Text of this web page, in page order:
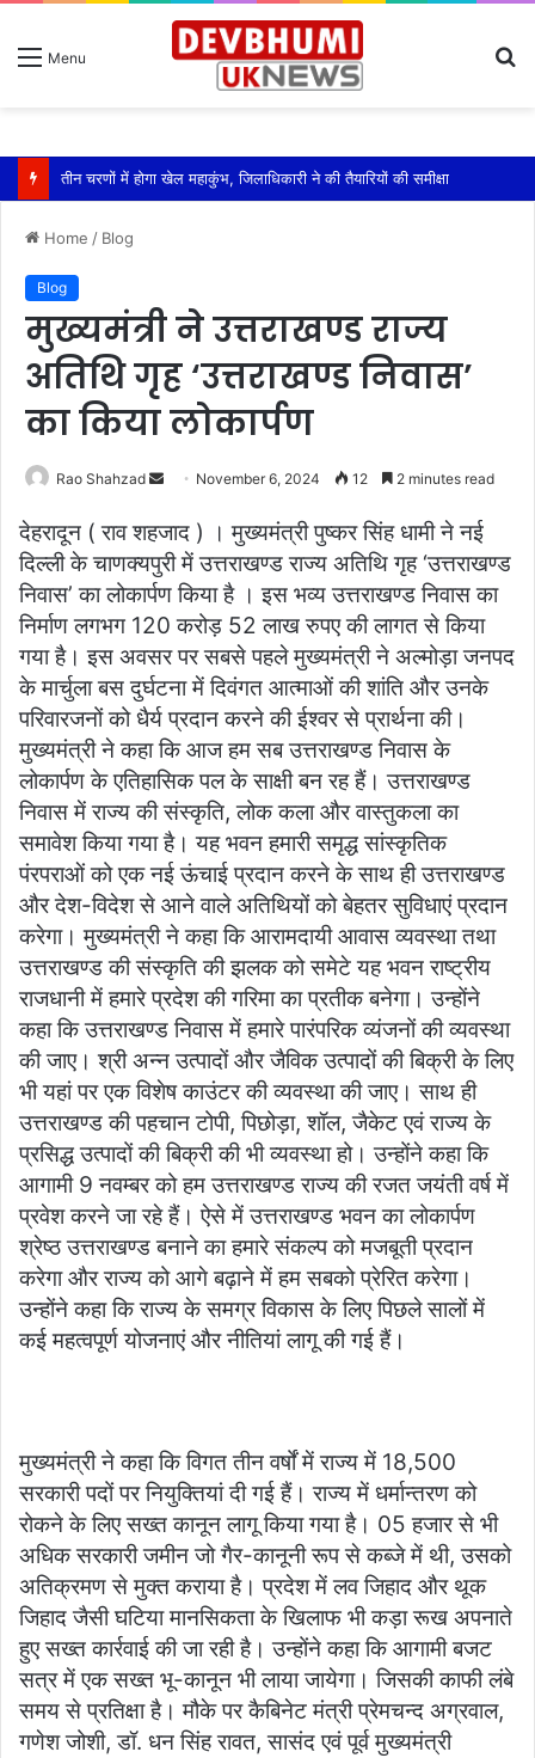
Menu
तीन चरणों में होगा खेल महाकुंभ, जिलाधिकारी ने की तैयारियों की समीक्षा
Home / Blog
Blog
मुख्यमंत्री ने उत्तराखण्ड राज्य
अतिथि गृह ‘उत्तराखण्ड निवास’
का किया लोकार्पण
Rao Shahzad
Send
email
November 6, 2024 12 2 minutes read
देहरादून ( राव शहजाद ) । मुख्यमंत्री पुष्कर सिंह धामी ने नई
दिल्ली के चाणक्यपुरी में उत्तराखण्ड राज्य अतिथि गृह ‘उत्तराखण्ड
निवास’ का लोकार्पण किया है । इस भव्य उत्तराखण्ड निवास का
निर्माण लगभग 120 करोड़ 52 लाख रुपए की लागत से किया
गया है। इस अवसर पर सबसे पहले मुख्यमंत्री ने अल्मोड़ा जनपद
के मार्चुला बस दुर्घटना में दिवंगत आत्माओं की शांति और उनके
परिवारजनों को धैर्य प्रदान करने की ईश्वर से प्रार्थना की।
मुख्यमंत्री ने कहा कि आज हम सब उत्तराखण्ड निवास के
लोकार्पण के एतिहासिक पल के साक्षी बन रह हैं। उत्तराखण्ड
निवास में राज्य की संस्कृति, लोक कला और वास्तुकला का
समावेश किया गया है। यह भवन हमारी समृद्ध सांस्कृतिक
पंरपराओं को एक नई ऊंचाई प्रदान करने के साथ ही उत्तराखण्ड
और देश-विदेश से आने वाले अतिथियों को बेहतर सुविधाएं प्रदान
करेगा। मुख्यमंत्री ने कहा कि आरामदायी आवास व्यवस्था तथा
उत्तराखण्ड की संस्कृति की झलक को समेटे यह भवन राष्ट्रीय
राजधानी में हमारे प्रदेश की गरिमा का प्रतीक बनेगा। उन्होंने
कहा कि उत्तराखण्ड निवास में हमारे पारंपरिक व्यंजनों की व्यवस्था
की जाए। श्री अन्न उत्पादों और जैविक उत्पादों की बिक्री के लिए
भी यहां पर एक विशेष काउंटर की व्यवस्था की जाए। साथ ही
उत्तराखण्ड की पहचान टोपी, पिछोड़ा, शॉल, जैकेट एवं राज्य के
प्रसिद्ध उत्पादों की बिक्री की भी व्यवस्था हो। उन्होंने कहा कि
आगामी 9 नवम्बर को हम उत्तराखण्ड राज्य की रजत जयंती वर्ष में
प्रवेश करने जा रहे हैं। ऐसे में उत्तराखण्ड भवन का लोकार्पण
श्रेष्ठ उत्तराखण्ड बनाने का हमारे संकल्प को मजबूती प्रदान
करेगा और राज्य को आगे बढ़ाने में हम सबको प्रेरित करेगा।
उन्होंने कहा कि राज्य के समग्र विकास के लिए पिछले सालों में
कई महत्वपूर्ण योजनाएं और नीतियां लागू की गई हैं।
मुख्यमंत्री ने कहा कि विगत तीन वर्षों में राज्य में 18,500
सरकारी पदों पर नियुक्तियां दी गई हैं। राज्य में धर्मान्तरण को
रोकने के लिए सख्त कानून लागू किया गया है। 05 हजार से भी
अधिक सरकारी जमीन जो गैर-कानूनी रूप से कब्जे में थी, उसको
अतिक्रमण से मुक्त कराया है। प्रदेश में लव जिहाद और थूक
जिहाद जैसी घटिया मानसिकता के खिलाफ भी कड़ा रूख अपनाते
हुए सख्त कार्रवाई की जा रही है। उन्होंने कहा कि आगामी बजट
सत्र में एक सख्त भू-कानून भी लाया जायेगा। जिसकी काफी लंबे
समय से प्रतिक्षा है। मौके पर कैबिनेट मंत्री प्रेमचन्द अग्रवाल,
गणेश जोशी, डॉ. धन सिंह रावत, सासंद एवं पूर्व मुख्यमंत्री